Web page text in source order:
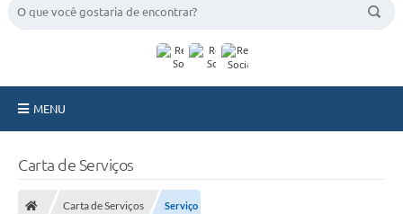
MENU
Carta de Serviços
Carta de Serviços Serviço